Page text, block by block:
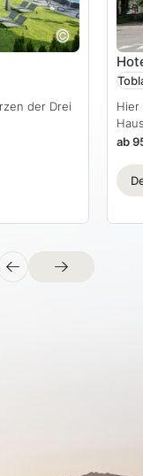
der Drei
Hier
ab